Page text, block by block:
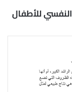
للأطفال